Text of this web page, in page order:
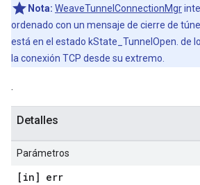
Nota: WeaveTunnelConnectionMgr
ordenado con un mensaje de cierre de
está en el estado kState_TunnelOpen. de
la conexión TCP desde su extremo.
.
Detalles
Parámetros
[in] err